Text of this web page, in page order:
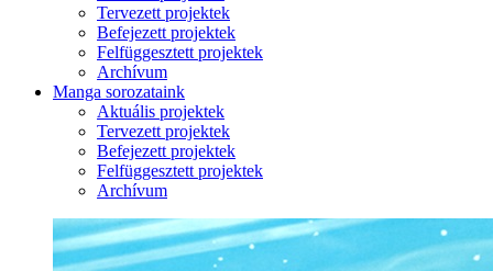
Tervezett projektek
Befejezett projektek
Felfüggesztett projektek
Archívum
Manga sorozataink
Aktuális projektek
Tervezett projektek
Befejezett projektek
Felfüggesztett projektek
Archívum